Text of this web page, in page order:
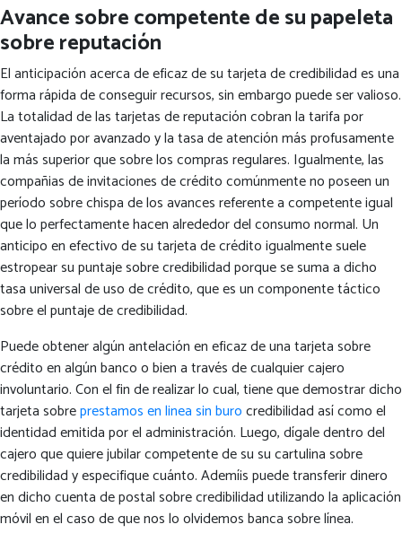
Avance sobre competente de su papeleta
sobre reputación
El anticipación acerca de eficaz de su tarjeta de credibilidad es una
forma rápida de conseguir recursos, sin embargo puede ser valioso.
La totalidad de las tarjetas de reputación cobran la tarifa por
aventajado por avanzado y la tasa de atención más profusamente
la más superior que sobre los compras regulares. Igualmente, las
compañias de invitaciones de crédito comúnmente no poseen un
período sobre chispa de los avances referente a competente igual
que lo perfectamente hacen alrededor del consumo normal. Un
anticipo en efectivo de su tarjeta de crédito igualmente suele
estropear su puntaje sobre credibilidad porque se suma a dicho
tasa universal de uso de crédito, que es un componente táctico
sobre el puntaje de credibilidad.
Puede obtener algún antelación en eficaz de una tarjeta sobre
crédito en algún banco o bien a través de cualquier cajero
involuntario. Con el fin de realizar lo cual, tiene que demostrar dicho
tarjeta sobreprestamos en linea sin burocredibilidad así­ como el
identidad emitida por el administración. Luego, dígale dentro del
cajero que quiere jubilar competente de su su cartulina sobre
credibilidad y especifique cuánto. Ademí¡s puede transferir dinero
en dicho cuenta de postal sobre credibilidad utilizando la aplicación
móvil en el caso de que nos lo olvidemos banca sobre línea.